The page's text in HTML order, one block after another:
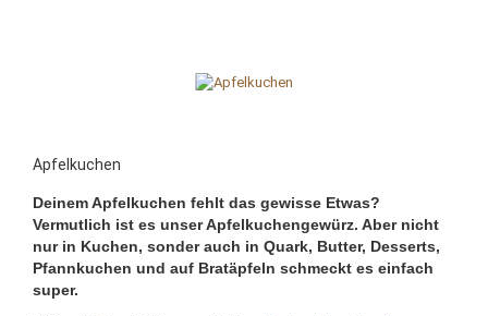
Apfelkuchen
Deinem Apfelkuchen fehlt das gewisse Etwas?
Vermutlich ist es unser Apfelkuchengewürz. Aber nicht
nur in Kuchen, sonder auch in Quark, Butter, Desserts,
Pfannkuchen und auf Bratäpfeln schmeckt es einfach
super.